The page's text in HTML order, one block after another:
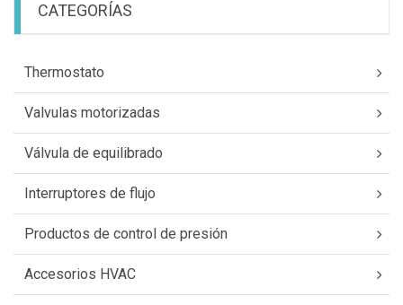
CATEGORÍAS
Thermostato
Valvulas motorizadas
Válvula de equilibrado
Interruptores de flujo
Productos de control de presión
Accesorios HVAC